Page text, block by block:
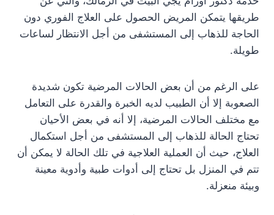
طريقها يتمكن المريض الحصول على العلاج الفوري دون
الحاجة للذهاب إلى المستشفى من أجل الانتظار لساعات
طويلة.
على الرغم من أن بعض الحالات المرضية تكون شديدة
الصعوبة إلا أن الطبيب لديه الخبرة والقدرة على التعامل
مع مختلف الحالات المرضية، إلا أنه في بعض الأحيان
تحتاج الحالة للذهاب إلى المستشفى من أجل استكمال
العلاج، حيث أن العملية العلاجية في تلك الحالة لا يمكن أن
تتم في المنزل بل تحتاج إلى أدوات طبية وأدوية معينة
وبيئة منعزلة.